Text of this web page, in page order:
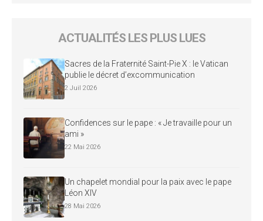
ACTUALITÉS LES PLUS LUES
Sacres de la Fraternité Saint-Pie X : le Vatican
publie le décret d’excommunication
2 Juil 2026
Confidences sur le pape : « Je travaille pour un
ami »
22 Mai 2026
Un chapelet mondial pour la paix avec le pape
Léon XIV
28 Mai 2026